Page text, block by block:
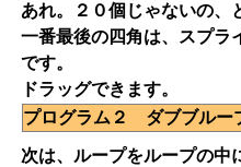
あれ。２０個じゃないの、
一番最後の四角は、スプラ
です。
ドラッグできます。
プログラム２ ダブブルー
次は、ループをループの中